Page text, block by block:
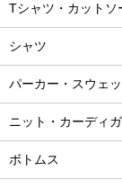
Tシャツ・カットソ
シャツ
パーカー・スウェッ
ニット・カーディ
ボトムス